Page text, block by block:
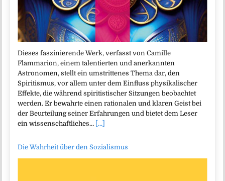
Dieses faszinierende Werk, verfasst von Camille
Flammarion, einem talentierten und anerkannten
Astronomen, stellt ein umstrittenes Thema dar, den
Spiritismus, vor allem unter dem Einfluss physikalischer
Effekte, die während spiritistischer Sitzungen beobachtet
werden. Er bewahrte einen rationalen und klaren Geist bei
der Beurteilung seiner Erfahrungen und bietet dem Leser
ein wissenschaftliches… [...]
Die Wahrheit über den Sozialismus